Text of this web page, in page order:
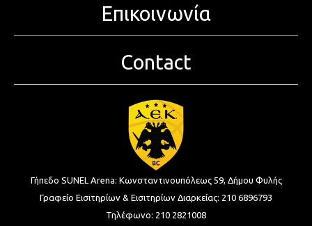
Επικοινωνία
Contact
Γήπεδο SUNEL Arena: Κωνσταντινουπόλεως 59, Δήμου Φυλής
Γραφείο Εισιτηρίων & Εισιτηρίων Διαρκείας: 210 6896793
Τηλέφωνο: 210 2821008